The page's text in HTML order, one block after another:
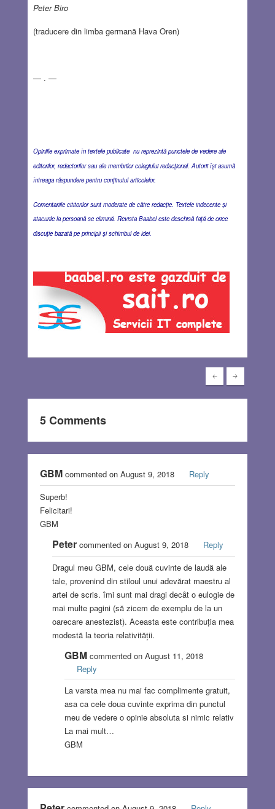
Peter Biro
(traducere din limba germană Hava Oren)
— . —
Opiniile exprimate în textele publicate nu reprezintă punctele de vedere ale
editorilor, redactorilor sau ale membrilor colegiului redacţional. Autorii îşi asumă
întreaga răspundere pentru conţinutul articolelor.
Comentariile cititorilor sunt moderate de către redacţie. Textele indecente şi
atacurile la persoană se elimină. Revista Baabel este deschisă faţă de orice
discuţie bazată pe principii şi schimbul de idei.
5 Comments
GBM commented on August 9, 2018
Reply
Superb!
Felicitari!
GBM
Petercommented on August 9, 2018
Reply
Dragul meu GBM, cele două cuvinte de laudă ale
tale, provenind din stiloul unui adevărat maestru al
artei de scris. îmi sunt mai dragi decât o eulogie de
mai multe pagini (să zicem de exemplu de la un
oarecare anestezist). Aceasta este contribuția mea
modestă la teoria relativității.
GBM commented on August 11, 2018
Reply
La varsta mea nu mai fac complimente gratuit,
asa ca cele doua cuvinte exprima din punctul
meu de vedere o opinie absoluta si nimic relativ
La mai mult…
GBM